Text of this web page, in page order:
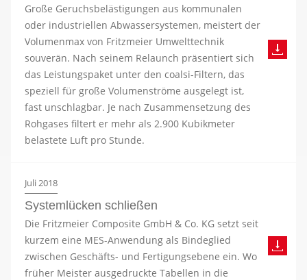
Große Geruchsbelästigungen aus kommunalen
oder industriellen Abwassersystemen, meistert der
Volumenmax von Fritzmeier Umwelttechnik
souverän. Nach seinem Relaunch präsentiert sich
das Leistungspaket unter den coalsi-Filtern, das
speziell für große Volumenströme ausgelegt ist,
fast unschlagbar. Je nach Zusammensetzung des
Rohgases filtert er mehr als 2.900 Kubikmeter
belastete Luft pro Stunde.
Juli 2018
Systemlücken schließen
Die Fritzmeier Composite GmbH & Co. KG setzt seit
kurzem eine MES-Anwendung als Bindeglied
zwischen Geschäfts- und Fertigungsebene ein. Wo
früher Meister ausgedruckte Tabellen in die